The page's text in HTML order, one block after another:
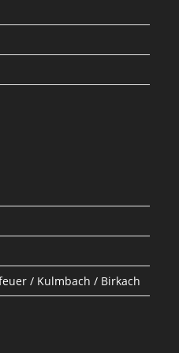
/ Kulmbach / Birkach